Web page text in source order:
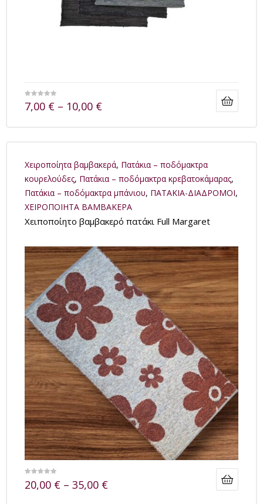
7,00 € – 10,00 €
Xειροποίητα βαμβακερά, Πατάκια – ποδόμακτρα
κουρελούδες, Πατάκια – ποδόμακτρα κρεβατοκάμαρας,
Πατάκια – ποδόμακτρα μπάνιου, ΠΑΤΑΚΙΑ-ΔΙΑΔΡΟΜΟΙ,
ΧΕΙΡΟΠΟΙΗΤΑ ΒΑΜΒΑΚΕΡΑ
Χειποποίητο βαμβακερό πατάκι Full Margaret
20,00 € – 35,00 €